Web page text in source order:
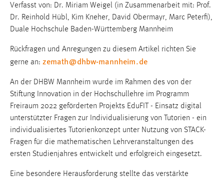
Verfasst von: Dr. Miriam Weigel (in Zusammenarbeit mit: Prof.
Dr. Reinhold Hübl, Kim Kneher, David Obermayr, Marc Peterfi),
Duale Hochschule Baden-Württemberg Mannheim
Rückfragen und Anregungen zu diesem Artikel richten Sie
gerne an: zemath@dhbw-mannheim.de
An der DHBW Mannheim wurde im Rahmen des von der
Stiftung Innovation in der Hochschullehre im Programm
Freiraum 2022 geförderten Projekts EduFIT - Einsatz digital
unterstützter Fragen zur Individualisierung von Tutorien - ein
individualisiertes Tutorienkonzept unter Nutzung von STACK-
Fragen für die mathematischen Lehrveranstaltungen des
ersten Studienjahres entwickelt und erfolgreich eingesetzt.
Eine besondere Herausforderung stellte das verstärkte